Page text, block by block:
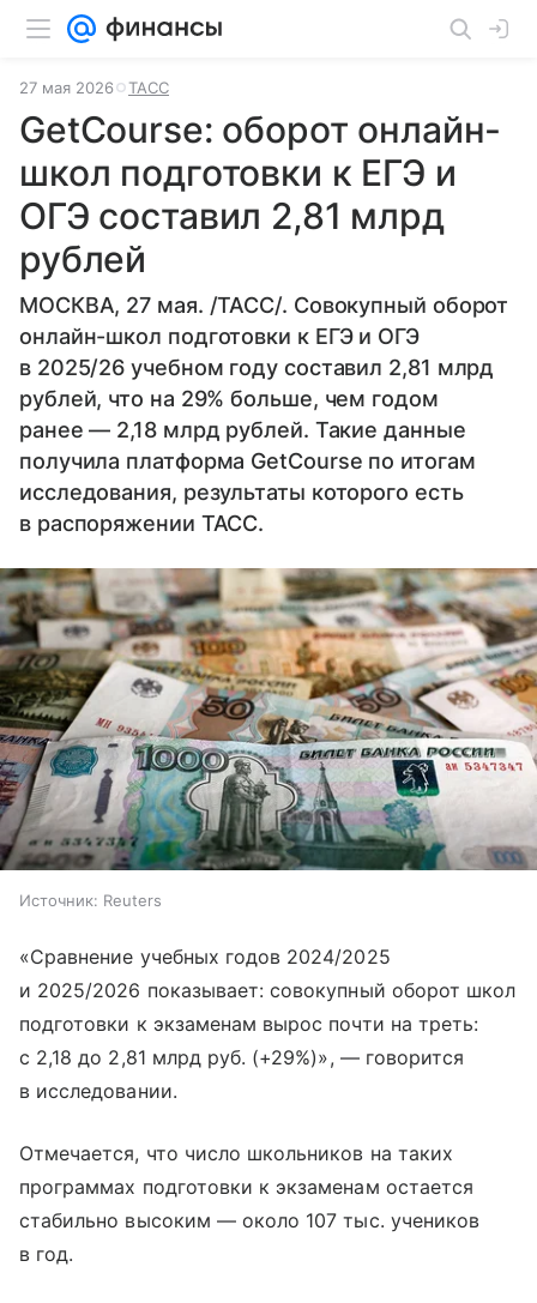
27 мая 2026 ТАСС
GetCourse: оборот онлайн-
школ подготовки к ЕГЭ и
ОГЭ составил 2,81 млрд
рублей
МОСКВА, 27 мая. /ТАСС/. Совокупный оборот
онлайн-школ подготовки к ЕГЭ и ОГЭ
в 2025/26 учебном году составил 2,81 млрд
рублей, что на 29% больше, чем годом
ранее — 2,18 млрд рублей. Такие данные
получила платформа GetCourse по итогам
исследования, результаты которого есть
в распоряжении ТАСС.
Источник: Reuters
«Сравнение учебных годов 2024/2025
и 2025/2026 показывает: совокупный оборот школ
подготовки к экзаменам вырос почти на треть:
с 2,18 до 2,81 млрд руб. (+29%)», — говорится
в исследовании.
Отмечается, что число школьников на таких
программах подготовки к экзаменам остается
стабильно высоким — около 107 тыс. учеников
в год.